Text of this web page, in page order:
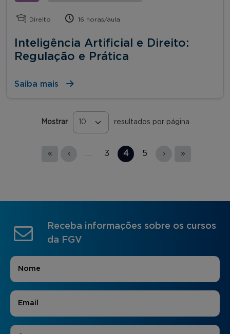
Direito 16 horas/aula
Inteligência Artificial e Direito:
Regulação e Prática
Saiba mais
Mostrar resultados por página
« ‹ 3 4 5 › »
Receba informações sobre os cursos
da FGV
Nome
E-mail
Áreas de Interesse